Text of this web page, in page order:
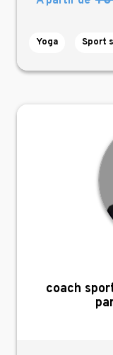
Yoga Sport
,
coach